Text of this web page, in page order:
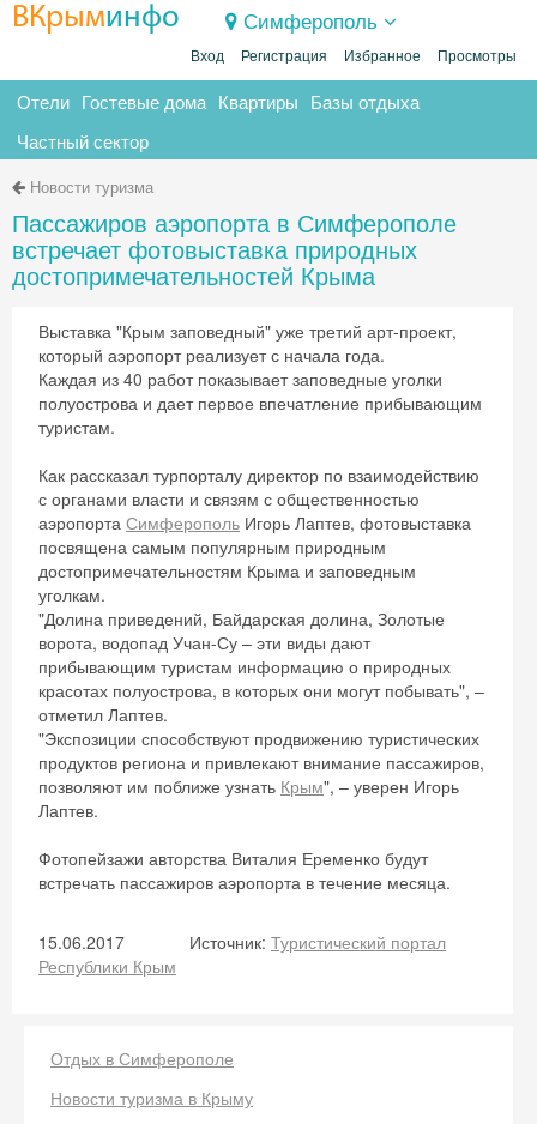
ВКрыминфо Симферополь
Вход Регистрация Избранное Просмотры
Отели Гостевые дома Квартиры Базы отдыха
Частный сектор
Новости туризма
Пассажиров аэропорта в Симферополе
встречает фотовыставка природных
достопримечательностей Крыма
Выставка "Крым заповедный" уже третий арт-проект,
который аэропорт реализует с начала года.
Каждая из 40 работ показывает заповедные уголки
полуострова и дает первое впечатление прибывающим
туристам.
Как рассказал турпорталу директор по взаимодействию
с органами власти и связям с общественностью
аэропорта Симферополь Игорь Лаптев, фотовыставка
посвящена самым популярным природным
достопримечательностям Крыма и заповедным
уголкам.
"Долина приведений, Байдарская долина, Золотые
ворота, водопад Учан-Су – эти виды дают
прибывающим туристам информацию о природных
красотах полуострова, в которых они могут побывать", –
отметил Лаптев.
"Экспозиции способствуют продвижению туристических
продуктов региона и привлекают внимание пассажиров,
позволяют им поближе узнать Крым", – уверен Игорь
Лаптев.
Фотопейзажи авторства Виталия Еременко будут
встречать пассажиров аэропорта в течение месяца.
15.06.2017 Источник: Туристический портал
Республики Крым
Отдых в Симферополе
Новости туризма в Крыму